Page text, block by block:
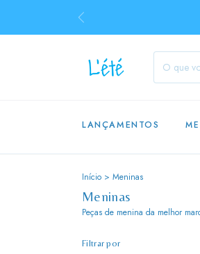
LANÇAMENTOS
Início > Meninas
Meninas
Peças de menina da melhor
Filtrar por